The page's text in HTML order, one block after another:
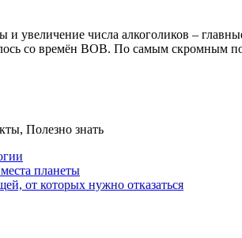
увеличение числа алкоголиков –
со времён ВОВ. По самым скромным
Полезно знать
планеты
от которых нужно отказаться